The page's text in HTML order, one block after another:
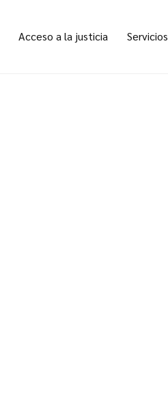
Acceso a la justicia Servicios